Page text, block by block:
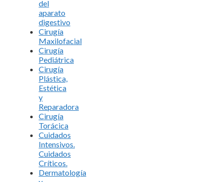
del
aparato
digestivo
Cirugía
Maxilofacial
Cirugía
Pediátrica
Cirugía
Plástica,
Estética
y
Reparadora
Cirugía
Torácica
Cuidados
Intensivos.
Cuidados
Críticos.
Dermatología